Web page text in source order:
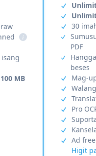
i
100 MB
30
PDF
beses
Mag-
Pro
Ad free
Higit